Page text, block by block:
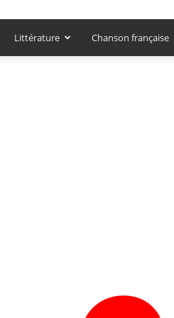
Littérature Chanson française